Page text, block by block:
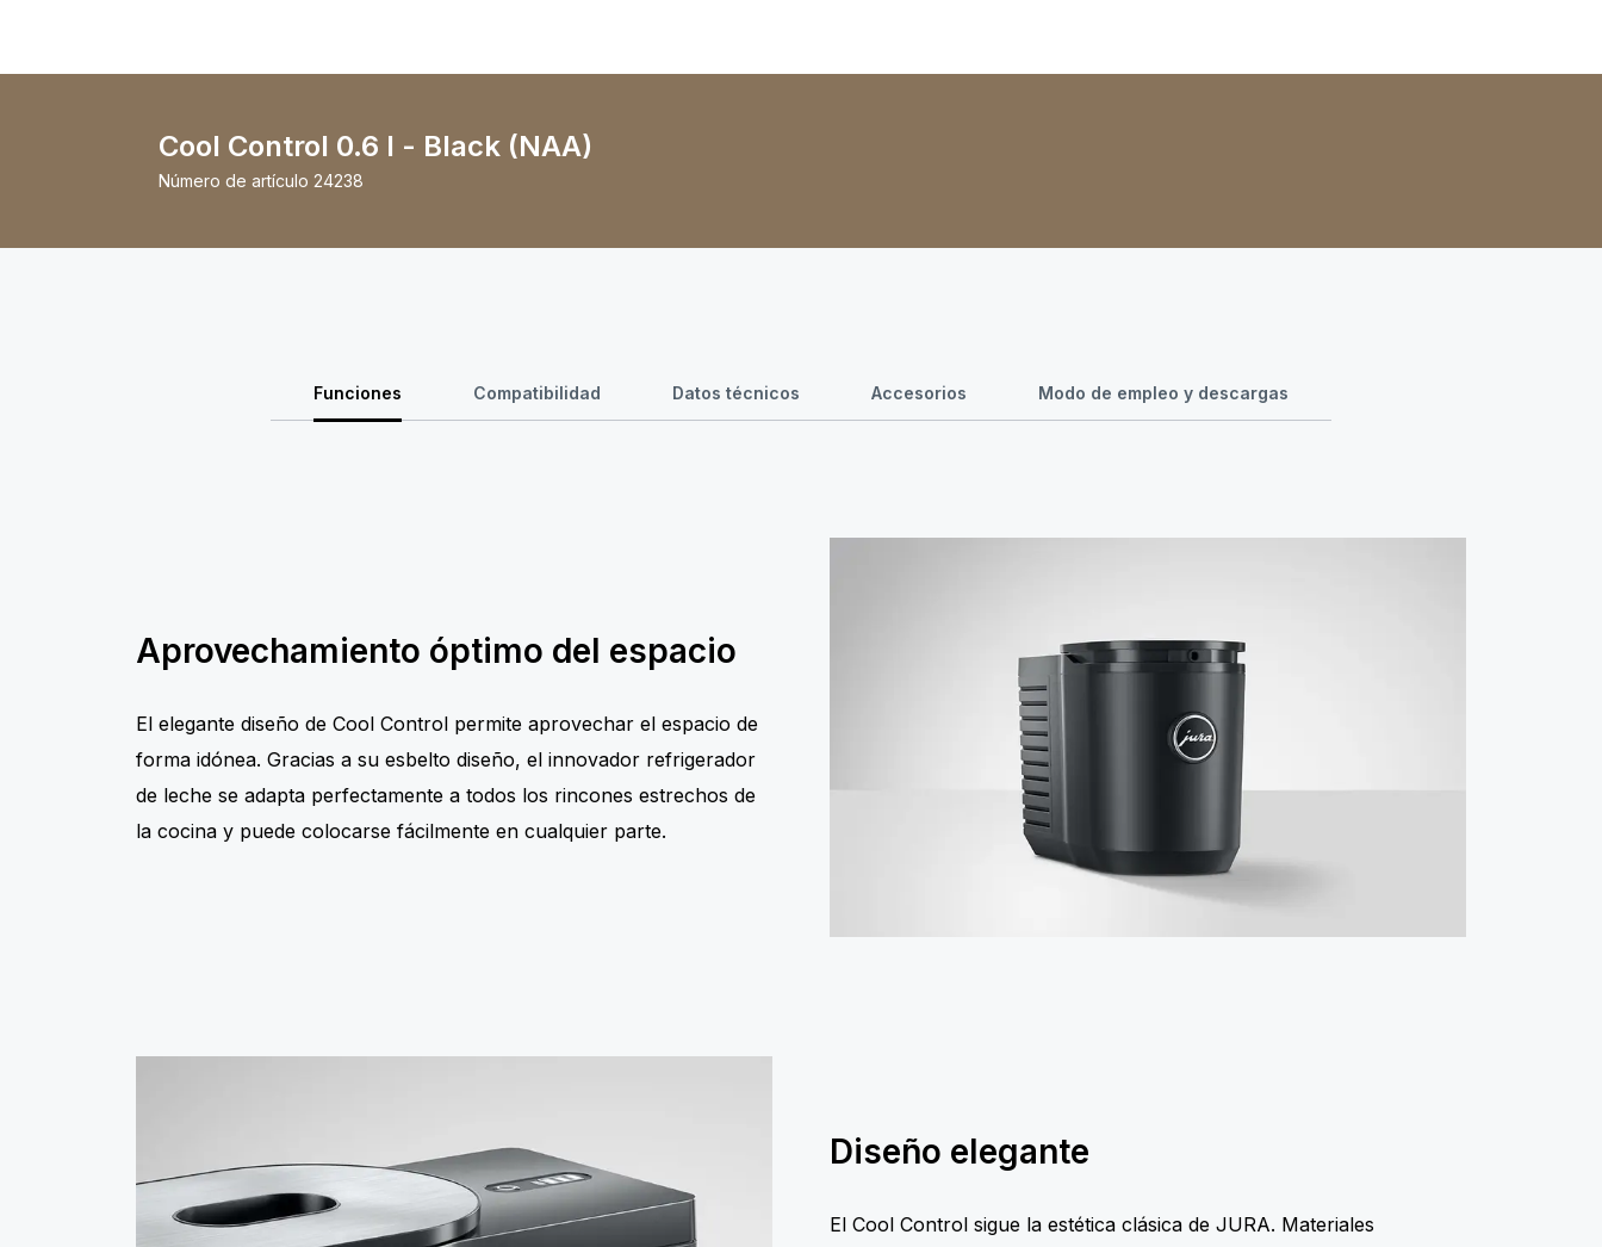
Cool Control 0.6 l - Black (NAA)
Número de artículo 24238
Funciones Compatibilidad Datos técnicos Accesorios Modo de empleo y descargas
Aprovechamiento óptimo del espacio
El elegante diseño de Cool Control permite aprovechar el espacio de
forma idónea. Gracias a su esbelto diseño, el innovador refrigerador
de leche se adapta perfectamente a todos los rincones estrechos de
la cocina y puede colocarse fácilmente en cualquier parte.
Diseño elegante
El Cool Control sigue la estética clásica de JURA. Materiales